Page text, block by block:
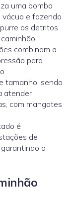
uma bomba
vácuo e fazendo
os detritos
combinam a
para
tamanho, sendo
atender
com mangotes
é
de
a